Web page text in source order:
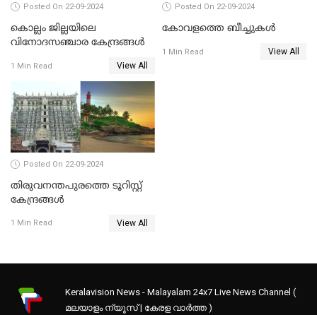
Posted On 22-09-2024
കൊല്ലം ജില്ലയിലെ
വിനോദസഞ്ചാര കേന്ദ്രങ്ങൾ
1 Min Read View All
Posted On 22-09-2024
കോവളത്തെ ബീച്ചുകൾ
1 Min Read View All
Posted On 22-09-2024
തിരുവനന്തപുരത്തെ ടൂറിസ്റ്റ്
കേന്ദ്രങ്ങൾ
1 Min Read View All
Keralavision News - Malayalam 24x7 Live News Channel (
മലയാളം ന്യൂസ് | കേരള വാർത്ത )